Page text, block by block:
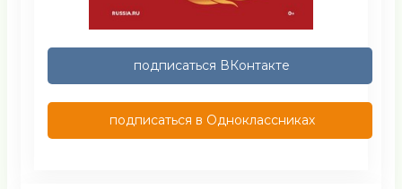
подписаться ВКонтакте
подписаться в Одноклассниках